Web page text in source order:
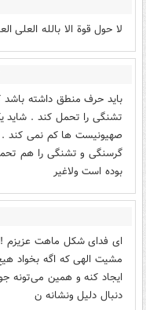
لا حول قوة الا بالله العلی
باید حرف منطق داشته باشد
تشنگی را تحمل کند . شاید
صهیونیست ها کم نمی کند
گرسنگی و تشنگی را هم
بوده است ولاغیر
ای فدای شکل ماهت عزیزم
مشیت الهی که اگه بخواد
ایجاد کنه و همین می‌تونه
دنبال دلیل ونشانه ن